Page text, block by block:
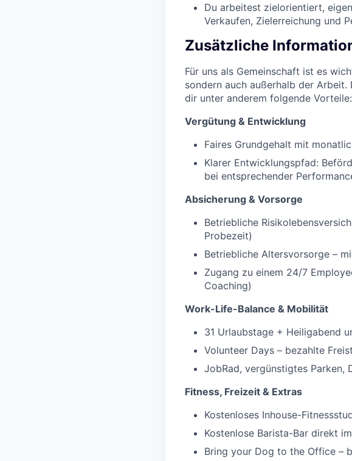
Du arbeitest zielorientiert,
Verkaufen, Zielerreichung und
Zusätzliche
Für uns als Gemeinschaft ist es
sondern auch außerhalb der
dir unter anderem folgende Vorteile:
Vergütung & Entwicklung
Faires Grundgehalt mit
Klarer Entwicklungspfad:
bei entsprechender
Absicherung & Vorsorge
Betriebliche
Probezeit)
Betriebliche Altersvorsorge –
Zugang zu einem 24/7
Coaching)
Work-Life-Balance & Mobilität
31 Urlaubstage + Heiligabend
Volunteer Days – bezahlte
JobRad, vergünstigtes
Fitness, Freizeit & Extras
Kostenloses Inhouse-
Kostenlose Barista-Bar direkt
Bring your Dog to the Office –